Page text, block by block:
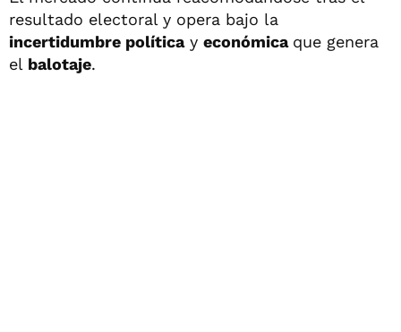
resultado electoral y opera bajo la
incertidumbre políticay económica que genera
el balotaje.